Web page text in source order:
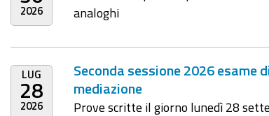
2026
analoghi
LUG
28
2026
Seconda sessione 2026 esame
mediazione
Prove scritte il giorno lunedì 28